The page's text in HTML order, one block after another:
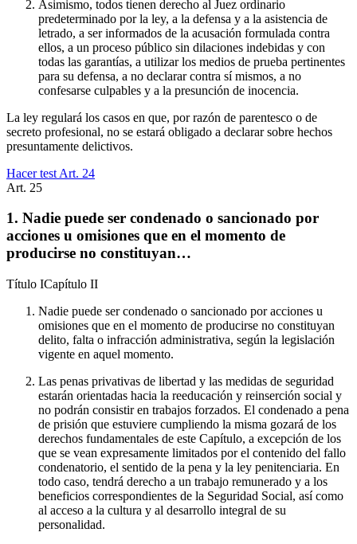
Asimismo, todos tienen derecho al Juez ordinario
predeterminado por la ley, a la defensa y a la asistencia de
letrado, a ser informados de la acusación formulada contra
ellos, a un proceso público sin dilaciones indebidas y con
todas las garantías, a utilizar los medios de prueba pertinentes
para su defensa, a no declarar contra sí mismos, a no
confesarse culpables y a la presunción de inocencia.
La ley regulará los casos en que, por razón de parentesco o de
secreto profesional, no se estará obligado a declarar sobre hechos
presuntamente delictivos.
Hacer test Art. 24
Art. 25
1. Nadie puede ser condenado o sancionado por
acciones u omisiones que en el momento de
producirse no constituyan…
Título ICapítulo II
Nadie puede ser condenado o sancionado por acciones u
omisiones que en el momento de producirse no constituyan
delito, falta o infracción administrativa, según la legislación
vigente en aquel momento.
Las penas privativas de libertad y las medidas de seguridad
estarán orientadas hacia la reeducación y reinserción social y
no podrán consistir en trabajos forzados. El condenado a pena
de prisión que estuviere cumpliendo la misma gozará de los
derechos fundamentales de este Capítulo, a excepción de los
que se vean expresamente limitados por el contenido del fallo
condenatorio, el sentido de la pena y la ley penitenciaria. En
todo caso, tendrá derecho a un trabajo remunerado y a los
beneficios correspondientes de la Seguridad Social, así como
al acceso a la cultura y al desarrollo integral de su
personalidad.